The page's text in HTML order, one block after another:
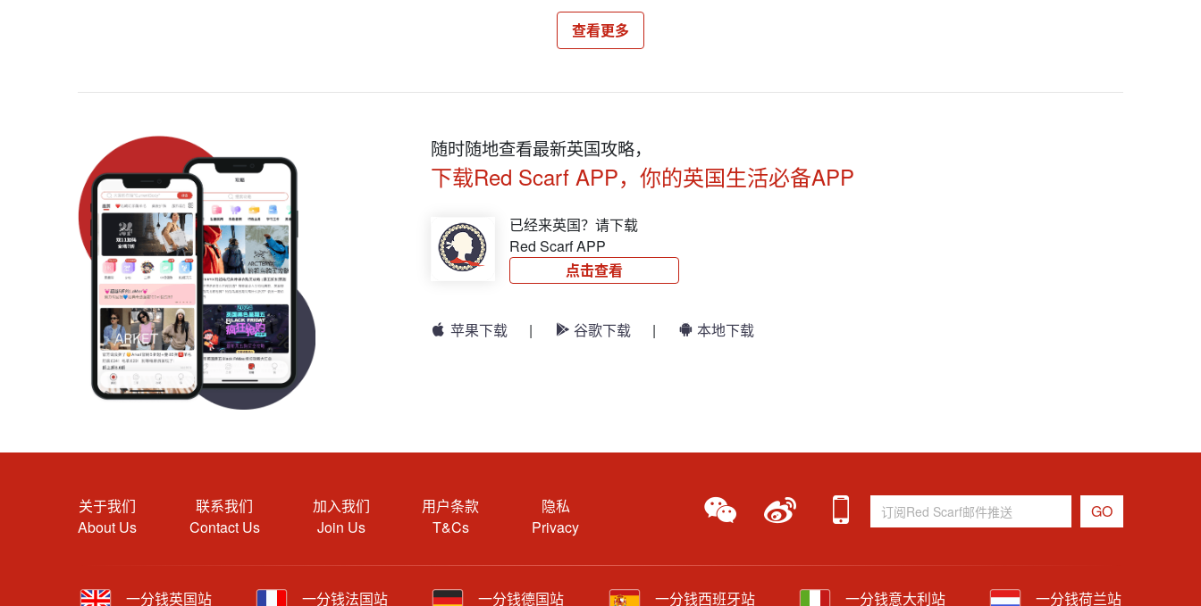
查看更多
随时随地查看最新英国攻略，
下载Red Scarf APP，你的英国生活必备APP
已经来英国？请下载
Red Scarf APP
点击查看
苹果下载 | 谷歌下载 | 本地下载
关于我们
About Us
联系我们
Contact Us
加入我们
Join Us
用户条款
T&Cs
隐私
Privacy
一分钱英国站 一分钱法国站 一分钱德国站 一分钱西班牙站 一分钱意大利站 一分钱荷兰站